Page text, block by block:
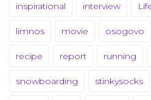
inspirational interview
limnos movie osogovo
recipe report running
snowboarding stinkysocks